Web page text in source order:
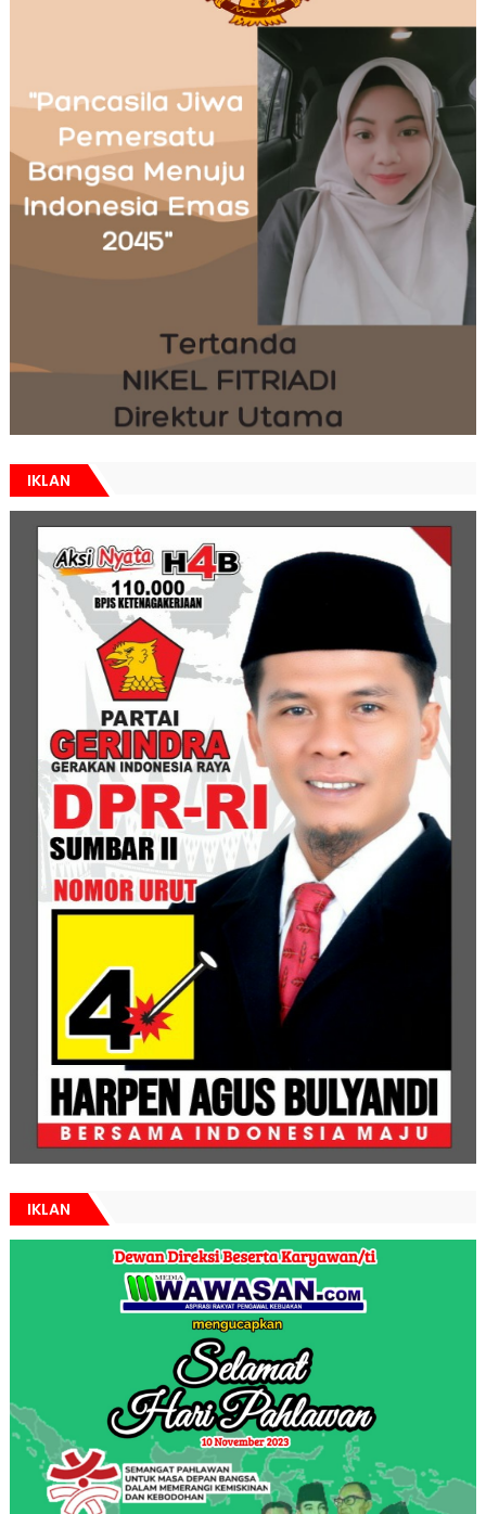
IKLAN
IKLAN